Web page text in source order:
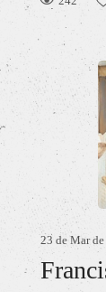
23 de Mar de